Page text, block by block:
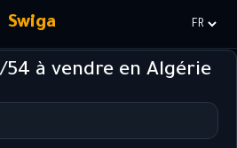
Swiga
54 à vendre en Algérie